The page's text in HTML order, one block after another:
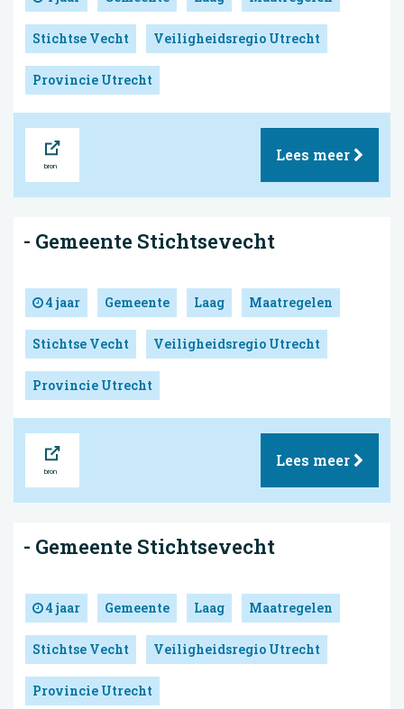
Stichtse Vecht Veiligheidsregio Utrecht
Provincie Utrecht
Lees meer
- Gemeente Stichtsevecht
4 jaar Gemeente Laag Maatregelen
Stichtse Vecht Veiligheidsregio Utrecht
Provincie Utrecht
Lees meer
- Gemeente Stichtsevecht
4 jaar Gemeente Laag Maatregelen
Stichtse Vecht Veiligheidsregio Utrecht
Provincie Utrecht